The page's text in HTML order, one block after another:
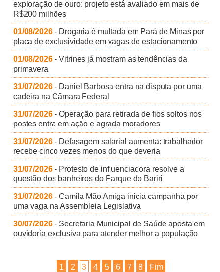
exploração de ouro: projeto está avaliado em mais de
R$200 milhões
01/08/2026 - Drogaria é multada em Pará de Minas por
placa de exclusividade em vagas de estacionamento
01/08/2026 - Vitrines já mostram as tendências da
primavera
31/07/2026 - Daniel Barbosa entra na disputa por uma
cadeira na Câmara Federal
31/07/2026 - Operação para retirada de fios soltos nos
postes entra em ação e agrada moradores
31/07/2026 - Defasagem salarial aumenta: trabalhador
recebe cinco vezes menos do que deveria
31/07/2026 - Protesto de influenciadora resolve a
questão dos banheiros do Parque do Bariri
31/07/2026 - Camila Mão Amiga inicia campanha por
uma vaga na Assembleia Legislativa
30/07/2026 - Secretaria Municipal de Saúde aposta em
ouvidoria exclusiva para atender melhor a população
1 2 3 4 5 6 7 8 Fim